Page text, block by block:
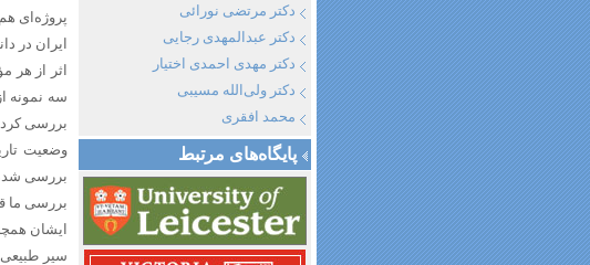
دکتر مرتضی نورائی
دکتر عبدالمهدی رجایی
دکتر مهدی احمدی اختیار
دکتر ولی‌الله مسیبی
محمد افقری
پایگاه‌های مرتبط
پروژه‌ای
ایران در
اثر از هر
سه نمونه
بررسی
بررسی ما
ایشان
سیر